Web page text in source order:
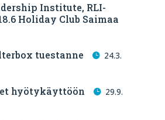
Institute, RLI-
Holiday Club Saimaa
tuestanne
24.3.
hyötykäyttöön
29.9.